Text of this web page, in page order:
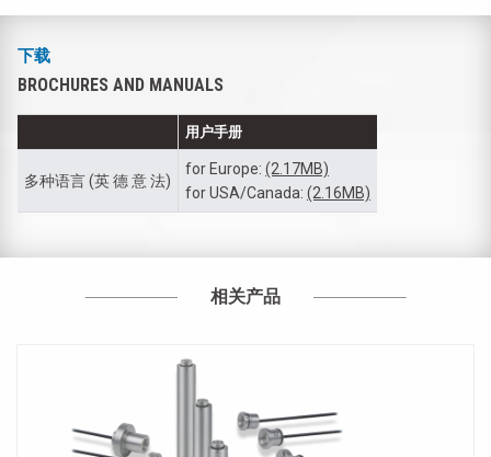
下载
BROCHURES AND MANUALS
用户手册
多种语言 (英 德 意 法)
for Europe: (2.17MB)
for USA/Canada: (2.16MB)
相关产品